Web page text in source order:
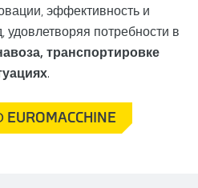
эффективность и
потребности в
транспортировке
.